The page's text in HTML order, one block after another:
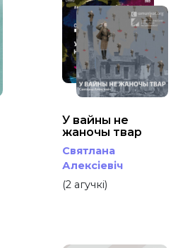
У вайны не
жаночы твар
Святлана
Алексіевіч
(2 агучкі)